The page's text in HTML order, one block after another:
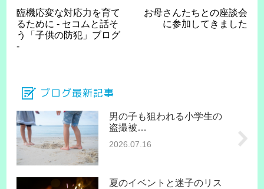
臨機応変な対応力を育て
るために - セコムと話そ
う「子供の防犯」ブログ
-
お母さんたちとの座談会
に参加してきました
ブログ最新記事
男の子も狙われる小学生の
盗撮被…
2026.07.16
夏のイベントと迷子のリス